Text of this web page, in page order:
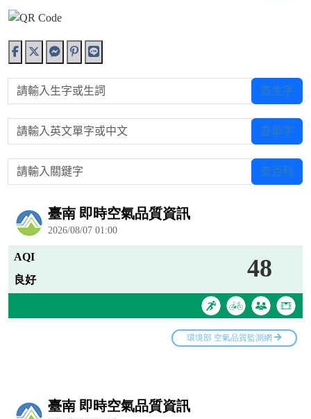
請輸入生字或生詞 查生字
請輸入英文單字或中文 查單字
請輸入關鍵字 查百科